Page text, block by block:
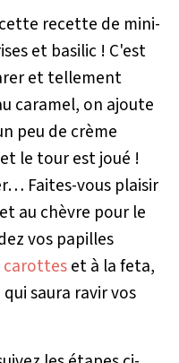
recette de mini-
et basilic ! C'est
et tellement
caramel, on ajoute
peu de crème
le tour est joué !
Faites-vous plaisir
et au chèvre pour le
vos papilles
et à la feta,
saura ravir vos